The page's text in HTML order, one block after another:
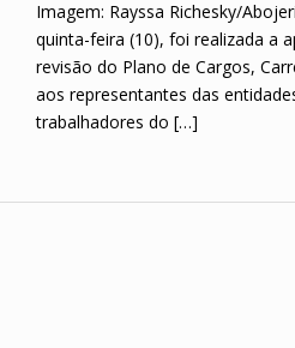
Imagem: Rayssa Richesky/
quinta-feira (10), foi realizada a
revisão do Plano de Cargos,
aos representantes das
trabalhadores do […]